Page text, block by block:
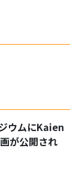
索:
ウムにKaien
が公開され